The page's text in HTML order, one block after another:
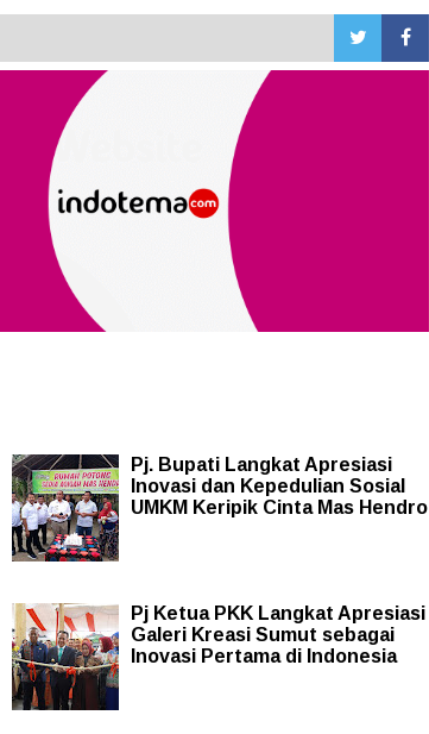
Pj. Bupati Langkat Apresiasi
Inovasi dan Kepedulian Sosial
UMKM Keripik Cinta Mas Hendro
Pj Ketua PKK Langkat Apresiasi
Galeri Kreasi Sumut sebagai
Inovasi Pertama di Indonesia